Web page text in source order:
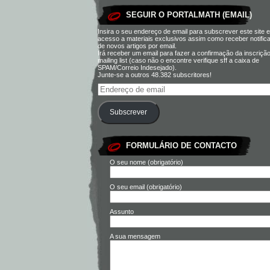
SEGUIR O PORTALMATH (EMAIL)
Insira o seu endereço de email para subscrever este site
acesso a materiais exclusivos assim como receber
de novos artigos por email.
Irá receber um email para fazer a confirmação da
mailing list (caso não o encontre verifique sff a caixa de
SPAM/Correio Indesejado).
Junte-se a outros 48.382 subscritores!
Subscrever
FORMULÁRIO DE CONTACTO
O seu nome (obrigatório)
O seu email (obrigatório)
Assunto
A sua mensagem